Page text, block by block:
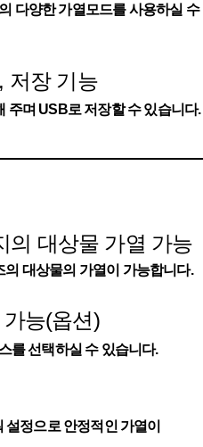
다양한 가열모드를 사용하실 수
저장 기능
주며 USB로 저장할 수 있습니다.
의 대상물 가열 가능
대상물의 가열이 가능합니다.
능(옵션)
를 선택하실 수 있습니다.
정으로 안정적인 가열이